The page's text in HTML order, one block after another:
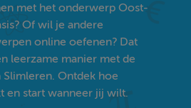
met het onderwerp Oost-
Of wil je andere
online oefenen? Dat
leerzame manier met de
Ontdek hoe
en start wanneer jij wilt.